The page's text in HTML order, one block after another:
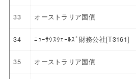
33 オーストラリア国債
34 ﾆｭｰｻｳｽｳｪｰﾙｽﾞ財務公社[T3161]
35 オーストラリア国債